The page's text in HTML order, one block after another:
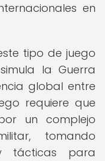
en
tipo de juego
la Guerra
global entre
requiere que
un complejo
tomando
tácticas para